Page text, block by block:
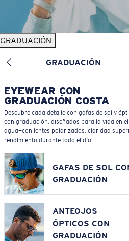
GRADUACIÓN
GRADUACIÓN
EYEWEAR CON
GRADUACIÓN COSTA
Descubre cada detalle con gafas de sol y
con graduación, diseñados para la vida en el
agua—con lentes polarizados, claridad
rendimiento durante todo el día.
GAFAS DE SOL
GRADUACIÓN
ANTEOJOS
ÓPTICOS CON
GRADUACIÓN